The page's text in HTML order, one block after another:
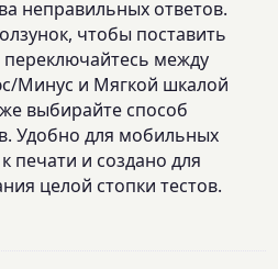
неправильных ответов.
чтобы поставить
переключайтесь между
Минус и Мягкой шкалой
выбирайте способ
Удобно для мобильных
печати и создано для
целой стопки тестов.